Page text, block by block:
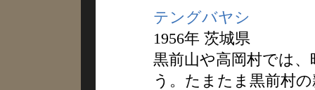
テングバヤシ
1956年 茨城県
黒前山や高岡村では
う。たまたま黒前村